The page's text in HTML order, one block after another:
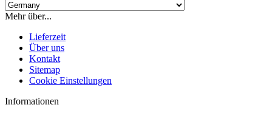
Mehr über...
Lieferzeit
Über uns
Kontakt
Sitemap
Cookie Einstellungen
Informationen